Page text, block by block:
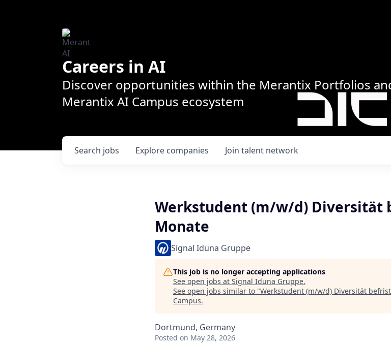
Careers in AI
Discover opportunities within the Merantix Portfolios
Merantix AI Campus ecosystem
Search jobs Explore companies Join talent network
Werkstudent (m/w/d) Diversität
Monate
Signal Iduna Gruppe
This job is no longer accepting applications
See open jobs at Signal Iduna Gruppe.
See open jobs similar to "Werkstudent (m/w/d) Diversität
Campus.
Dortmund, Germany
Posted on May 28, 2026